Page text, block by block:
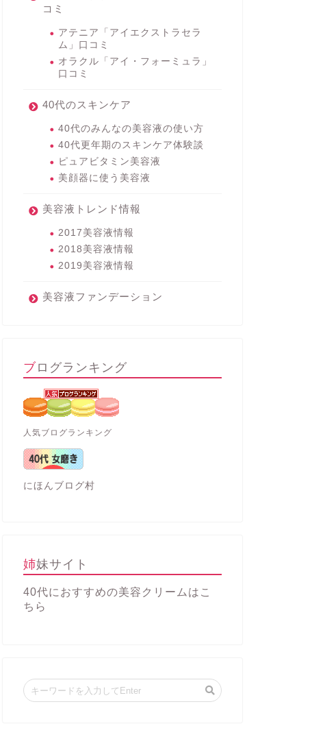
コミ
アテニア「アイエクストラセラ
ム」口コミ
オラクル「アイ・フォーミュラ」
口コミ
40代のスキンケア
40代のみんなの美容液の使い方
40代更年期のスキンケア体験談
ピュアビタミン美容液
美顔器に使う美容液
美容液トレンド情報
2017美容液情報
2018美容液情報
2019美容液情報
美容液ファンデーション
ブログランキング
人気ブログランキング
にほんブログ村
姉妹サイト
40代におすすめの美容クリームはこ
ちら